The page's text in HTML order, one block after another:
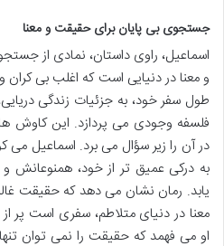
جستجوی بی پایان برای حقیقت و معنا
اسماعیل، راوی داستان، نمادی از
و معنا در دنیایی است که اغلب بی
طول سفر خود، به جزئیات زندگی
فلسفه وجودی می پردازد. این کاوش
در آن را زیر سؤال می برد. اسماعیل می
به درکی عمیق تر از خود، همنوعانش
یابد. رمان نشان می دهد که حقیقت
معنا در دنیای متلاطم، سفری است
او می فهمد که حقیقت را نمی توان